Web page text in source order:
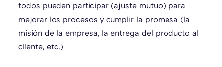
todos pueden participar (ajuste mutuo) para
mejorar los procesos y cumplir la promesa (la
misión de la empresa, la entrega del producto al
cliente, etc.)